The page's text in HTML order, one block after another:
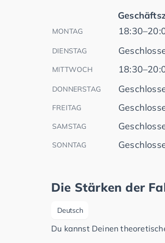
MONTAG
DIENSTAG
MITTWOCH
DONNERSTAG
FREITAG
SAMSTAG
SONNTAG
Die Stärken der
Deutsch
Du kannst Deinen